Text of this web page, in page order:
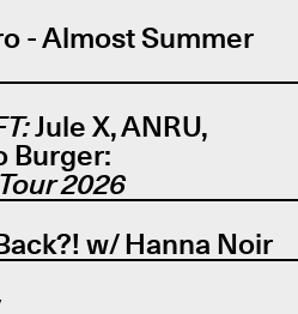
- Almost Summer
Jule X, ANRU,
Burger:
2026
w/ Hanna Noir